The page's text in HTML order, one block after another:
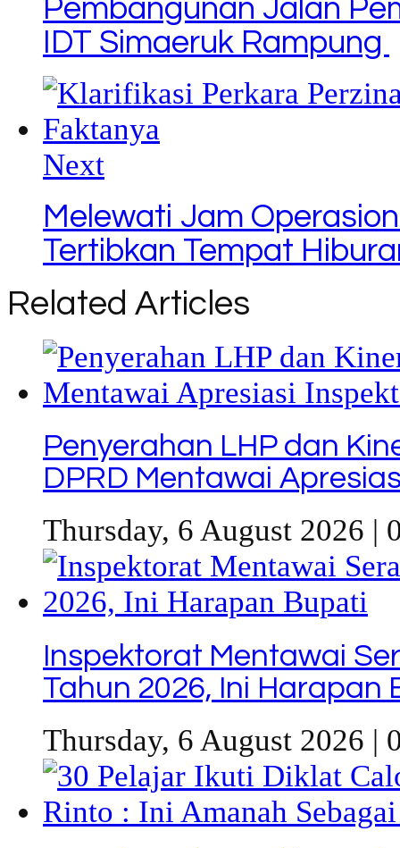
Pembangunan Jalan
IDT Simaeruk Rampung
Next
Melewati Jam
Tertibkan Tempat
Related Articles
Penyerahan LHP dan
DPRD Mentawai
Thursday, 6 August 2026 |
Inspektorat Mentawai
Tahun 2026, Ini Harapan
Thursday, 6 August 2026 |